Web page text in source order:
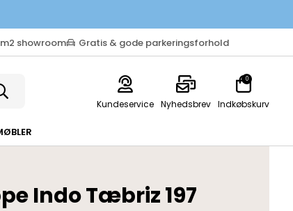
showroom Gratis & gode parkeringsforhold
Kundeservice Nyhedsbrev Indkøbskurv
0
Indo Tæbriz 197